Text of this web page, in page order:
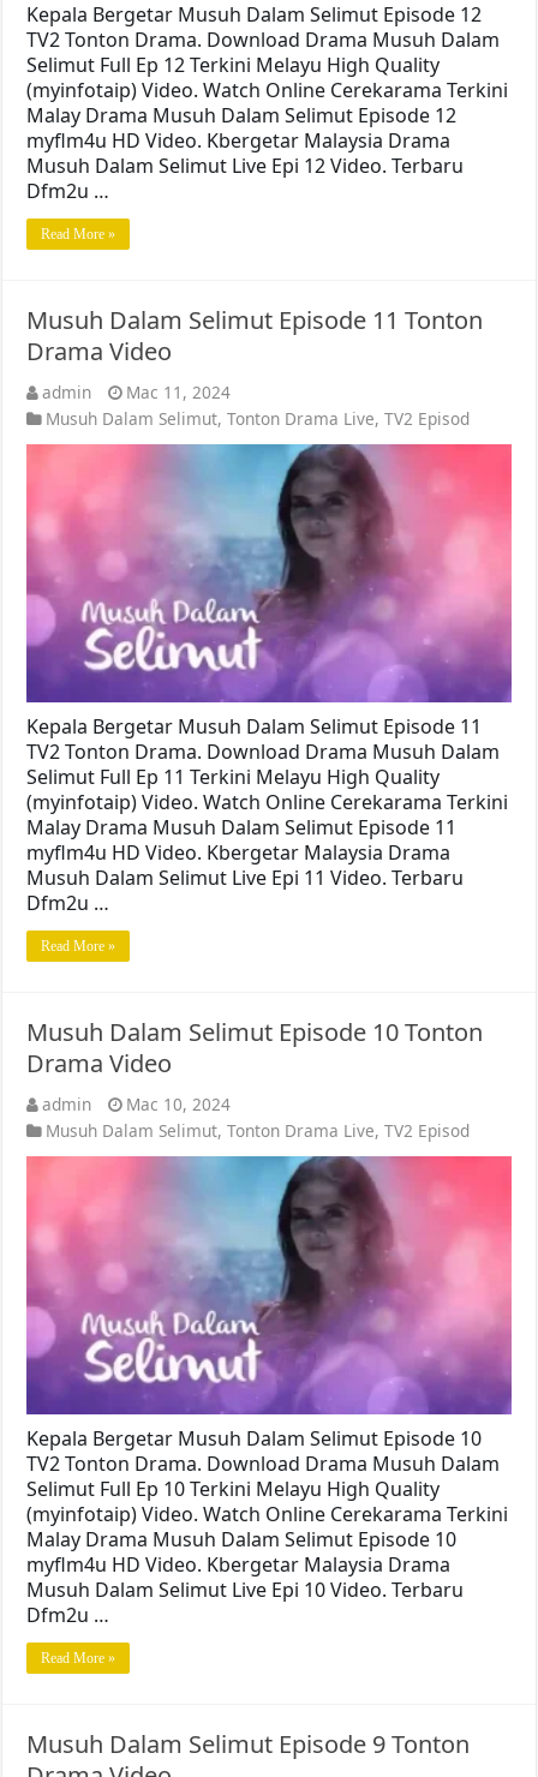
Kepala Bergetar Musuh Dalam Selimut Episode 12
TV2 Tonton Drama. Download Drama Musuh Dalam
Selimut Full Ep 12 Terkini Melayu High Quality
(myinfotaip) Video. Watch Online Cerekarama Terkini
Malay Drama Musuh Dalam Selimut Episode 12
myflm4u HD Video. Kbergetar Malaysia Drama
Musuh Dalam Selimut Live Epi 12 Video. Terbaru
Dfm2u …
Read More »
Musuh Dalam Selimut Episode 11 Tonton
Drama Video
admin
Mac 11, 2024
Musuh Dalam Selimut,Tonton Drama Live,TV2 Episod
Kepala Bergetar Musuh Dalam Selimut Episode 11
TV2 Tonton Drama. Download Drama Musuh Dalam
Selimut Full Ep 11 Terkini Melayu High Quality
(myinfotaip) Video. Watch Online Cerekarama Terkini
Malay Drama Musuh Dalam Selimut Episode 11
myflm4u HD Video. Kbergetar Malaysia Drama
Musuh Dalam Selimut Live Epi 11 Video. Terbaru
Dfm2u …
Read More »
Musuh Dalam Selimut Episode 10 Tonton
Drama Video
admin
Mac 10, 2024
Musuh Dalam Selimut,Tonton Drama Live,TV2 Episod
Kepala Bergetar Musuh Dalam Selimut Episode 10
TV2 Tonton Drama. Download Drama Musuh Dalam
Selimut Full Ep 10 Terkini Melayu High Quality
(myinfotaip) Video. Watch Online Cerekarama Terkini
Malay Drama Musuh Dalam Selimut Episode 10
myflm4u HD Video. Kbergetar Malaysia Drama
Musuh Dalam Selimut Live Epi 10 Video. Terbaru
Dfm2u …
Read More »
Musuh Dalam Selimut Episode 9 Tonton